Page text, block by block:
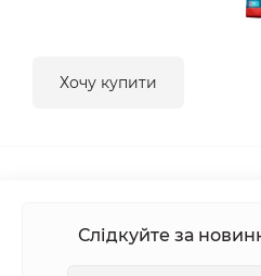
Хочу купити
Слідкуйте за